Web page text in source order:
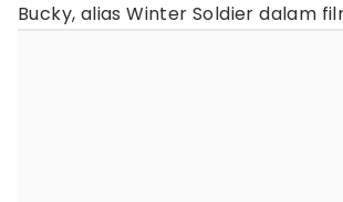
Bucky, alias Winter Soldier dalam